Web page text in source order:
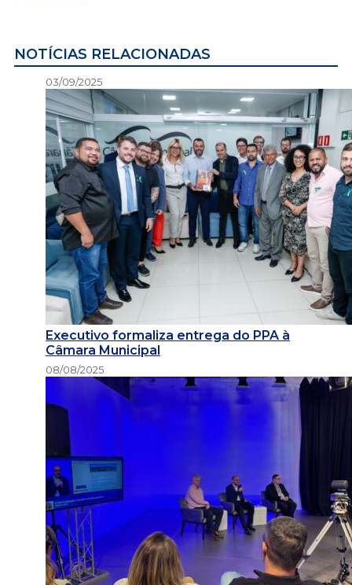
NOTÍCIAS RELACIONADAS
03/09/2025
Executivo formaliza entrega do PPA à
Câmara Municipal
08/08/2025